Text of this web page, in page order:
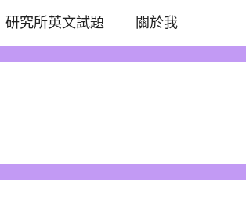
研究所英文試題 關於我